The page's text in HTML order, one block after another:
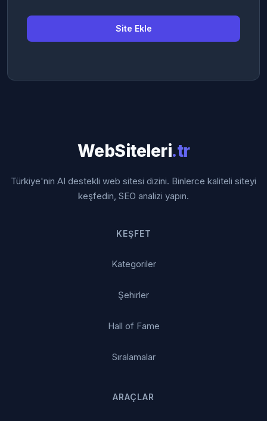
Site Ekle
WebSiteleri.tr
Türkiye'nin AI destekli web sitesi dizini. Binlerce kaliteli siteyi
keşfedin, SEO analizi yapın.
KEŞFET
Kategoriler
Şehirler
Hall of Fame
Sıralamalar
ARAÇLAR